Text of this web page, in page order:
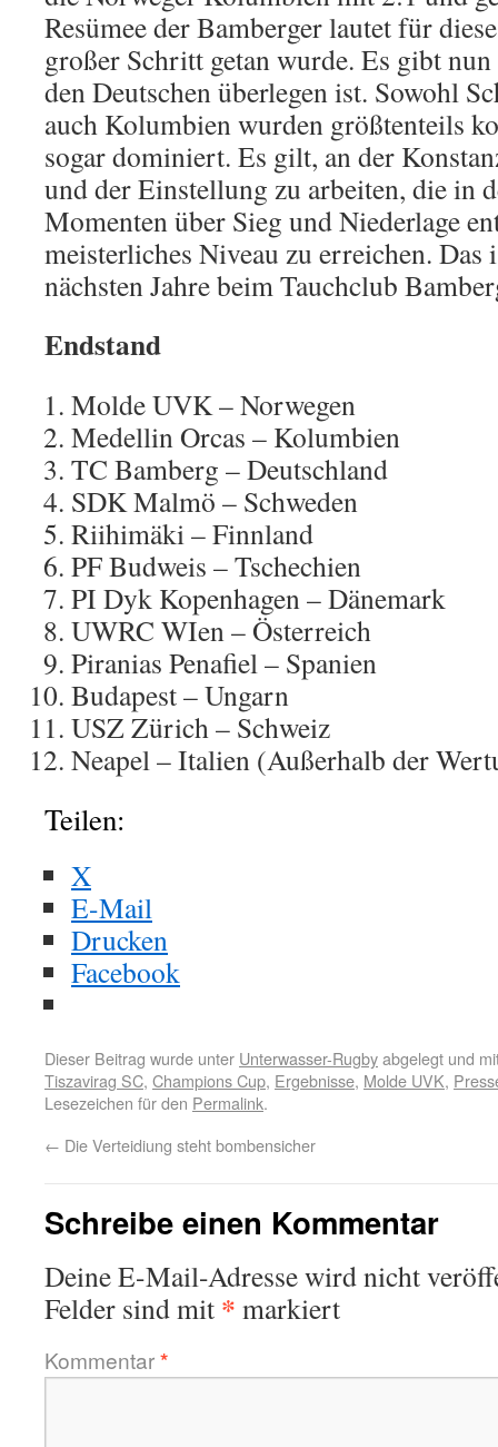
Resümee der Bamberger lautet für
großer Schritt getan wurde. Es gibt nun
den Deutschen überlegen ist. Sowohl
auch Kolumbien wurden größtenteils
sogar dominiert. Es gilt, an der
und der Einstellung zu arbeiten, die in
Momenten über Sieg und Niederlage
meisterliches Niveau zu erreichen. Das
nächsten Jahre beim Tauchclub
Endstand
Molde UVK – Norwegen
Medellin Orcas – Kolumbien
TC Bamberg – Deutschland
SDK Malmö – Schweden
Riihimäki – Finnland
PF Budweis – Tschechien
PI Dyk Kopenhagen – Dänemark
UWRC WIen – Österreich
Piranias Penafiel – Spanien
Budapest – Ungarn
USZ Zürich – Schweiz
Neapel – Italien (Außerhalb der
Teilen:
X
E-Mail
Drucken
Facebook
Dieser Beitrag wurde unter Unterwasser-Rugbyabgelegt und
Tiszavirag SC, Champions Cup, Ergebnisse, Molde UVK,
Lesezeichen für den Permalink.
← Die Verteidiung steht bombensicher
Schreibe einen Kommentar
Deine E-Mail-Adresse wird nicht
Felder sind mit * markiert
Kommentar*